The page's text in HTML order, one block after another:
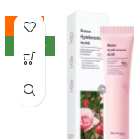
-55%
NUEVO